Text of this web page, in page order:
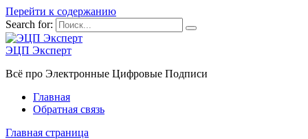
Перейти к содержанию
Search for:
ЭЦП Эксперт
Всё про Электронные Цифровые Подписи
Главная
Обратная связь
Главная страница